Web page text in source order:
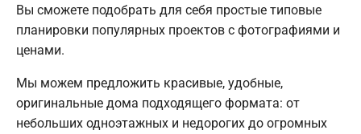
Вы сможете подобрать для себя простые типовые
планировки популярных проектов с фотографиями и
ценами.
Мы можем предложить красивые, удобные,
оригинальные дома подходящего формата: от
небольших одноэтажных и недорогих до огромных